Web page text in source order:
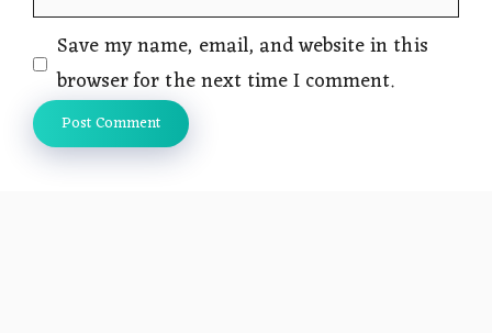
Save my name, email, and website in this
browser for the next time I comment.